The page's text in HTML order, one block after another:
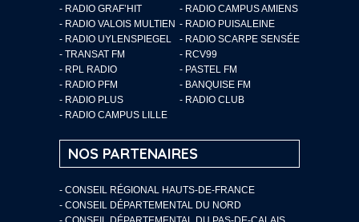
- RADIO GRAF’HIT
- RADIO CAMPUS AMIENS
- RADIO VALOIS MULTIEN - RADIO PUISALEINE
- RADIO UYLENSPIEGEL
- RADIO SCARPE SENSÉE
- TRANSAT FM
- RCV99
- RPL RADIO
- PASTEL FM
- RADIO PFM
- BANQUISE FM
- RADIO PLUS
- RADIO CLUB
- RADIO CAMPUS LILLE
NOS PARTENAIRES
- CONSEIL RÉGIONAL HAUTS-DE-FRANCE
- CONSEIL DÉPARTEMENTAL DU NORD